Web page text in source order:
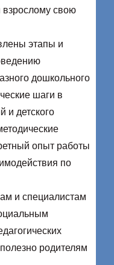
взрослому свою
этапы и
дошкольного
шаги в
и детского
опыт работы
по
и специалистам
родителям